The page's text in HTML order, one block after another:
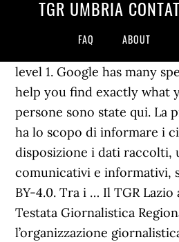
TGR UMBRIA
FAQ ABOUT
level 1. Google has many
help you find exactly what
persone sono state qui. La
ha lo scopo di informare i
disposizione i dati raccolti,
comunicativi e informativi,
BY-4.0. Tra i … Il TGR
Testata Giornalistica
l’organizzazione